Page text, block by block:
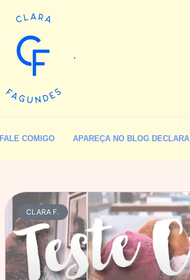
FALE COMIGO APAREÇA NO BLOG DECLARA
CLARA F.